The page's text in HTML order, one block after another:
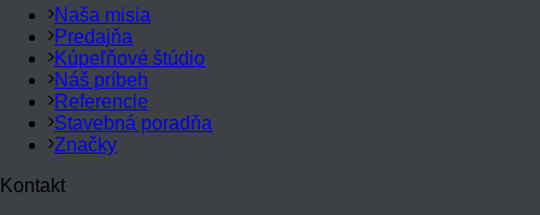
Naša misia
Predajňa
Kúpeľňové štúdio
Náš príbeh
Referencie
Stavebná poradňa
Značky
Kontakt